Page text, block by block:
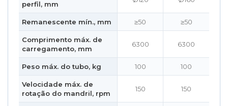
perfil, mm
Remanescente mín., mm ≥50 ≥50
Comprimento máx. de
carregamento, mm
6300 6300
Peso máx. do tubo, kg 100 100
Velocidade máx. de
rotação do mandril, rpm
150 150